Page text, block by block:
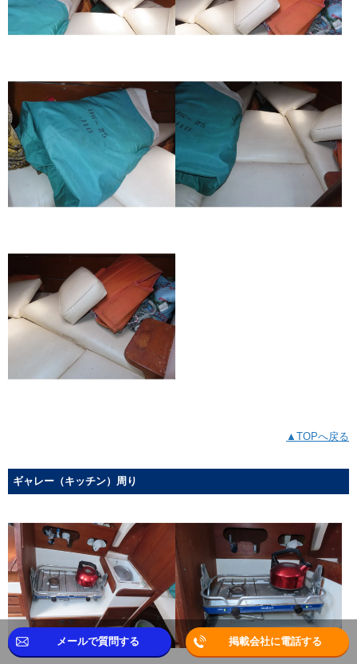
▲TOPへ戻る
ギャレー（キッチン）周り
メールで質問する 掲載会社に電話する